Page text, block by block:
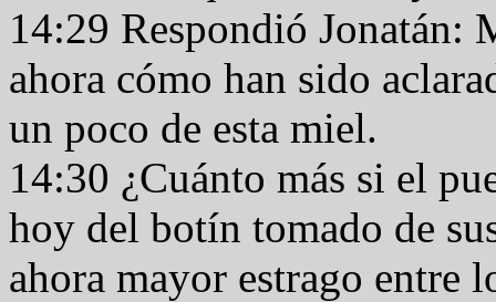
14:29 Respondió Jonatán:
ahora cómo han sido
un poco de esta miel.
14:30 ¿Cuánto más si el
hoy del botín tomado de
ahora mayor estrago entre